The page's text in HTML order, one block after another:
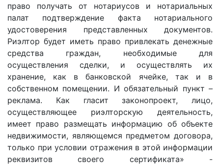
право получать от нотариусов и нотариальных
палат подтверждение факта нотариального
удостоверения представленных документов.
Риэлтор будет иметь право привлекать денежные
средства граждан, необходимые для
осуществления сделки, и осуществлять их
хранение, как в банковской ячейке, так и в
собственном помещении. И обязательный пункт –
реклама. Как гласит законопроект, лицо,
осуществляющее риэлторскую деятельность,
имеет право размещать информацию об объекте
недвижимости, являющемся предметом договора,
только при условии отражения в этой информации
реквизитов своего сертификата» -